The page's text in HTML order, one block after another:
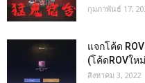
กุมภาพันธ์ 17,
แจกโค้ด
(โค้ดROVให
สิงหาคม 3, 2022